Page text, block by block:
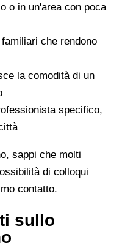
o in un'area con poca
che rendono
la comodità di un
specifico,
sappi che molti
di colloqui
contatto.
sullo